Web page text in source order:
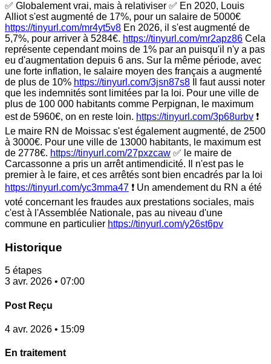
✅ Globalement vrai, mais à relativiser ✅ En 2020, Louis
Alliot s'est augmenté de 17%, pour un salaire de 5000€
https://tinyurl.com/mr4yt5v8 En 2026, il s'est augmenté de
5,7%, pour arriver à 5284€. https://tinyurl.com/mr2apz86 Cela
représente cependant moins de 1% par an puisqu'il n'y a pas
eu d'augmentation depuis 6 ans. Sur la même période, avec
une forte inflation, le salaire moyen des français a augmenté
de plus de 10% https://tinyurl.com/3jsn87s8 Il faut aussi noter
que les indemnités sont limitées par la loi. Pour une ville de
plus de 100 000 habitants comme Perpignan, le maximum
est de 5960€, on en reste loin. https://tinyurl.com/3p68urbv ❗
Le maire RN de Moissac s'est également augmenté, de 2500
à 3000€. Pour une ville de 13000 habitants, le maximum est
de 2778€. https://tinyurl.com/27pxzcaw ✅ le maire de
Carcassonne a pris un arrêt antimendicité. Il n'est pas le
premier à le faire, et ces arrêtés sont bien encadrés par la loi
https://tinyurl.com/yc3mma47 ❗ Un amendement du RN a été
voté concernant les fraudes aux prestations sociales, mais
c'est à l'Assemblée Nationale, pas au niveau d'une
commune en particulier https://tinyurl.com/y26st6pv
Historique
5 étapes
3 avr. 2026 • 07:00
Post Reçu
4 avr. 2026 • 15:09
En traitement